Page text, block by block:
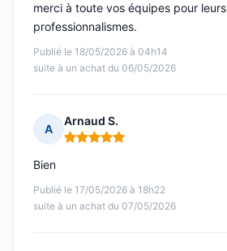
Publié le 18/05/2026 à 04h14
suite à un achat du 06/05/2026
merci à toute vos équipes pour leurs
professionnalismes.
A
Arnaud S.
Note : 5 sur 5
Publié le 17/05/2026 à 18h22
suite à un achat du 07/05/2026
Bien